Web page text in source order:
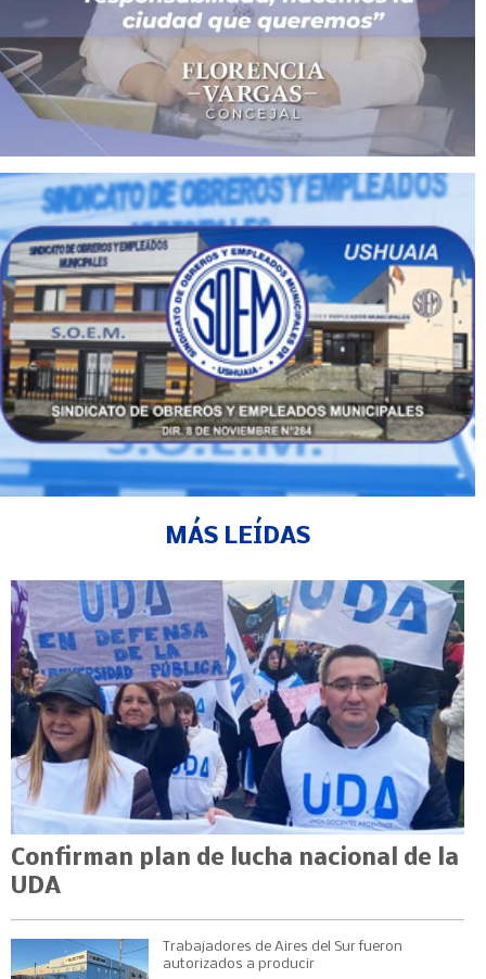
MÁS LEÍDAS
Confirman plan de lucha nacional de la
UDA
Trabajadores de Aires del Sur fueron
autorizados a producir